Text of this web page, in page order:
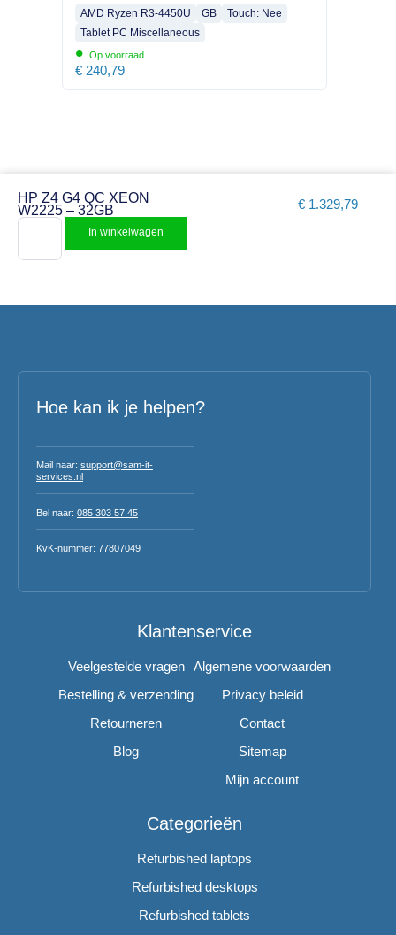
AMD Ryzen R3-4450U GB
Touch: Nee
Tablet PC Miscellaneous
• Op voorraad
€ 240,79
HP Z4 G4 QC XEON
W2225 – 32GB
€ 1.329,79
In winkelwagen
Hoe kan ik je helpen?
Mail naar: support@sam-it-
services.nl
Bel naar: 085 303 57 45
KvK-nummer: 77807049
Klantenservice
Veelgestelde vragen
Bestelling & verzending
Retourneren
Blog
Algemene voorwaarden
Privacy beleid
Contact
Sitemap
Mijn account
Categorieën
Refurbished laptops
Refurbished desktops
Refurbished tablets